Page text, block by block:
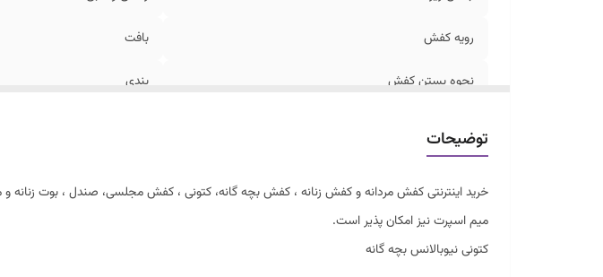
رویه کفش بافت
نحوه بستن کفش بندی
توضیحات
خرید اینترنتی کفش مردانه و کفش زنانه ، کفش بچه گانه، کتونی ، کفش مجلسی، صندل ، بوت
میم اسپرت نیز امکان پذیر است.
کتونی نیوبالانس بچه گانه